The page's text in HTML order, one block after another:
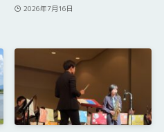
2026年7月16日